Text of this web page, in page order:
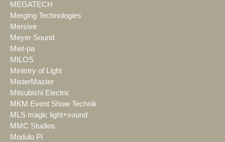
MEGATECH
Merging Technologies
Mersive
Meyer Sound
Miet-pa
MILOS
Ministry of Light
MisterMaster
Mitsubishi Electric
MKM Event Show Technik
MLS magic light+sound
MMC Studios
Modulo Pi